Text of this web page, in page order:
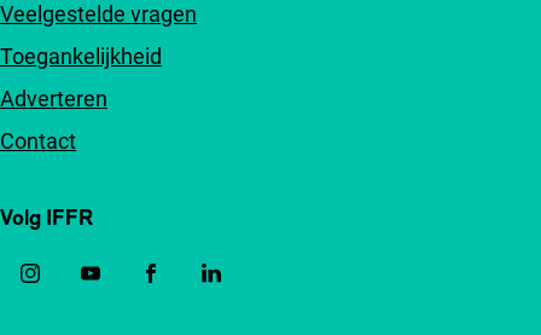
Veelgestelde vragen
Toegankelijkheid
Adverteren
Contact
Volg IFFR